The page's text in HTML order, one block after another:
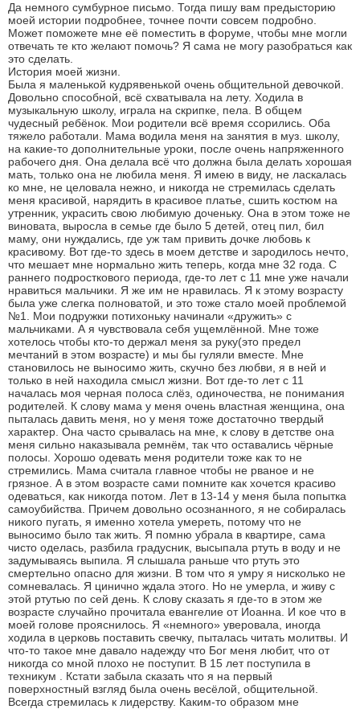
Да немного сумбурное письмо. Тогда пишу вам предысторию
моей истории подробнее, точнее почти совсем подробно.
Может поможете мне её поместить в форуме, чтобы мне могли
отвечать те кто желают помочь? Я сама не могу разобраться как
это сделать.
История моей жизни.
Была я маленькой кудрявенькой очень общительной девочкой.
Довольно способной, всё схватывала на лету. Ходила в
музыкальную школу, играла на скрипке, пела. В общем
чудесный ребёнок. Мои родители всё время ссорились. Оба
тяжело работали. Мама водила меня на занятия в муз. школу,
на какие-то дополнительные уроки, после очень напряженного
рабочего дня. Она делала всё что должна была делать хорошая
мать, только она не любила меня. Я имею в виду, не ласкалась
ко мне, не целовала нежно, и никогда не стремилась сделать
меня красивой, нарядить в красивое платье, сшить костюм на
утренник, украсить свою любимую доченьку. Она в этом тоже не
виновата, выросла в семье где было 5 детей, отец пил, бил
маму, они нуждались, где уж там привить дочке любовь к
красивому. Вот где-то здесь в моем детстве и зародилось нечто,
что мешает мне нормально жить теперь, когда мне 32 года. С
раннего подросткового периода, где-то лет с 11 мне уже начали
нравиться мальчики. Я же им не нравилась. Я к этому возрасту
была уже слегка полноватой, и это тоже стало моей проблемой
№1. Мои подружки потихоньку начинали «дружить» с
мальчиками. А я чувствовала себя ущемлённой. Мне тоже
хотелось чтобы кто-то держал меня за руку(это предел
мечтаний в этом возрасте) и мы бы гуляли вместе. Мне
становилось не выносимо жить, скучно без любви, я в ней и
только в ней находила смысл жизни. Вот где-то лет с 11
началась моя черная полоса слёз, одиночества, не понимания
родителей. К слову мама у меня очень властная женщина, она
пыталась давить меня, но у меня тоже достаточно твердый
характер. Она часто срывалась на мне, к слову в детстве она
меня сильно наказывала ремнём, так что оставались чёрные
полосы. Хорошо одевать меня родители тоже как то не
стремились. Мама считала главное чтобы не рваное и не
грязное. А в этом возрасте сами помните как хочется красиво
одеваться, как никогда потом. Лет в 13-14 у меня была попытка
самоубийства. Причем довольно осознанного, я не собиралась
никого пугать, я именно хотела умереть, потому что не
выносимо было так жить. Я помню убрала в квартире, сама
чисто оделась, разбила градусник, высыпала ртуть в воду и не
задумываясь выпила. Я слышала раньше что ртуть это
смертельно опасно для жизни. В том что я умру я нисколько не
сомневалась. Я цинично ждала этого. Но не умерла, и живу с
этой ртутью по сей день. К слову сказать я где-то в этом же
возрасте случайно прочитала евангелие от Иоанна. И кое что в
моей голове прояснилось. Я «немного» уверовала, иногда
ходила в церковь поставить свечку, пыталась читать молитвы. И
что-то такое мне давало надежду что Бог меня любит, что от
никогда со мной плохо не поступит. В 15 лет поступила в
техникум . Кстати забыла сказать что я на первый
поверхностный взгляд была очень весёлой, общительной.
Всегда стремилась к лидерству. Каким-то образом мне